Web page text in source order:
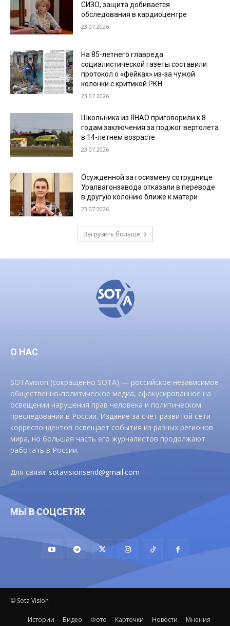
СИЗО, защита добивается
обследования в кардиоцентре
23.07.2026
На 85-летнего главреда
социалистической газеты составили
протокол о «фейках» из-за чужой
колонки с критикой РКН
23.07.2026
Школьника из ЯНАО приговорили к 8
годам заключения за поджог вертолета
в 14-летнем возрасте
23.07.2026
Осужденной за госизмену сотруднице
Уралвагонзавода отказали в переводе
в другую колонию ближе к матери
23.07.2026
Загрузить больше
О НАС
SOTAvision (сокращенно SOTA) — российское независимое
общественно-политическое медиа, сфокусированное на
освещении нарушения прав человека и политическом
преследовании в России. Издание за счет развитой сети
корреспондентов освещает события из разных регионов
мира, но большая часть его журналистов продолжают
работать в России.
Для связи:sotavisionsend@gmail.com
МЫ В СОЦСЕТЯХ
© Sota Vision
Истории Видео Фото Карточки Новости Мнения